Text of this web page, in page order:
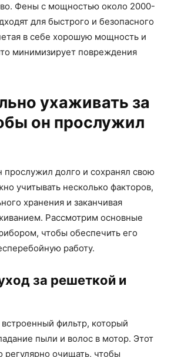
Фены с мощностью около 2000-
для быстрого и безопасного
в себе хорошую мощность и
минимизирует повреждения
ухаживать за
он прослужил
прослужил долго и сохранял свою
учитывать несколько факторов,
хранения и заканчивая
Рассмотрим основные
чтобы обеспечить его
работу.
за решеткой и
фильтр, который
пыли и волос в мотор. Этот
регулярно очищать, чтобы